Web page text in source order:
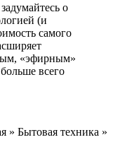
о
(и
самого
«эфирным»
всего
» Бытовая техника »